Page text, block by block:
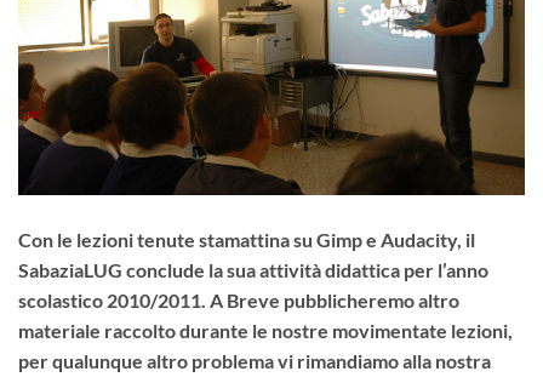
Con le lezioni tenute stamattina su Gimp e Audacity, il
SabaziaLUG conclude la sua attività didattica per l’anno
scolastico 2010/2011. A Breve pubblicheremo altro
materiale raccolto durante le nostre movimentate lezioni,
per qualunque altro problema vi rimandiamo alla nostra